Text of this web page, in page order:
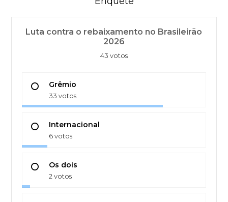
Luta contra o rebaixamento no Brasileirão
2026
43 votos
Grêmio
33 votos
Internacional
6 votos
Os dois
2 votos